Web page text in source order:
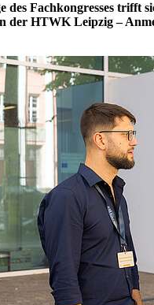
des Fachkongresses trifft
der HTWK Leipzig –